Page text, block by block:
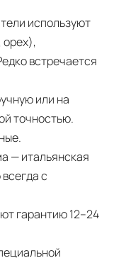
используют
орех),
встречается
или на
точностью.
— итальянская
с
гарантию 12–24